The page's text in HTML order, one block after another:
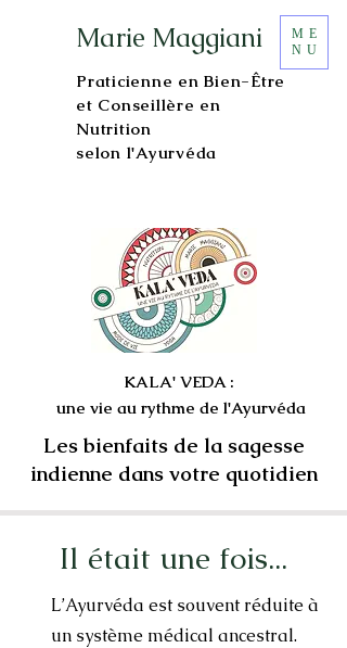
Marie Maggiani
ME
NU
Praticienne en Bien-Être
et Conseillère en
Nutrition
selon l'Ayurvéda
KALA' VEDA :
une vie au rythme de l'Ayurvéda
Les bienfaits de la sagesse
indienne dans votre quotidien
Il était une fois...
L’Ayurvéda est souvent réduite à
un système médical ancestral.